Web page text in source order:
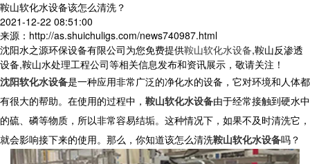
鞍山软化水设备该怎么清洗？
2021-12-22 08:51:00
来源：http://as.shuichuligs.com/news740987.html
沈阳水之源环保设备有限公司为您免费提供鞍山软化水设备,鞍山反渗透
设备,鞍山水处理工程公司等相关信息发布和资讯展示，敬请关注！
沈阳软化水设备是一种应用非常广泛的净化水的设备，它对环境和人体都
有很大的帮助。在使用的过程中， 鞍山软化水设备由于经常接触到硬水中
的硫、磷等物质，所以非常容易结垢。这种情况下，如果不及时清洗它，
就会影响接下来的使用。那么，你知道该怎么清洗鞍山软化水设备吗？